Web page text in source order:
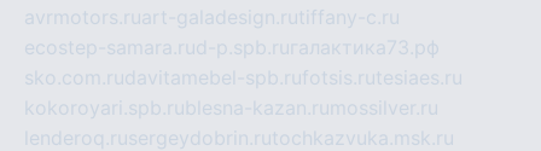
avrmotors.ruart-galadesign.rutiffany-c.ru
ecostep-samara.rud-p.spb.ru галактика73.рф
sko.com.rudavitamebel-spb.rufotsis.rutesiaes.ru
kokoroyari.spb.rublesna-kazan.ru mossilver.ru
lenderoq.rusergeydobrin.rutochkazvuka.msk.ru